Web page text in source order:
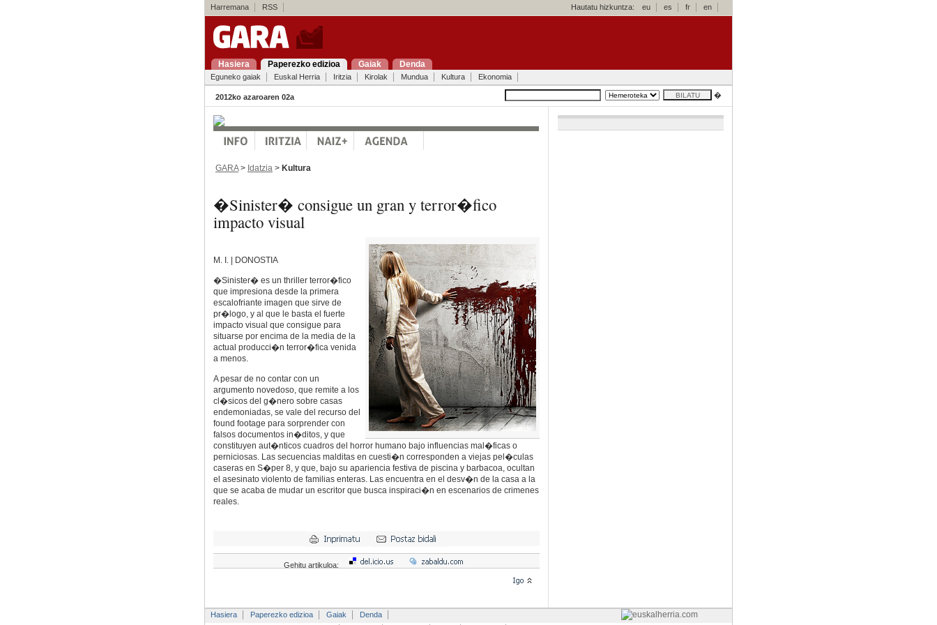
Harremana RSS Hautatu hizkuntza: eu es fr en
Hasiera Paperezko edizioa Gaiak Denda
Eguneko gaiak Euskal Herria Iritzia Kirolak Mundua Kultura Ekonomia
2012ko azaroaren 02a �
GARA> Idatzia > Kultura
�Sinister� consigue un gran y terror�fico
impacto visual
M. I. | DONOSTIA
�Sinister� es un thriller terror�fico
que impresiona desde la primera
escalofriante imagen que sirve de
pr�logo, y al que le basta el fuerte
impacto visual que consigue para
situarse por encima de la media de la
actual producci�n terror�fica venida
a menos.
A pesar de no contar con un
argumento novedoso, que remite a los
cl�sicos del g�nero sobre casas
endemoniadas, se vale del recurso del
found footage para sorprender con
falsos documentos in�ditos, y que
constituyen aut�nticos cuadros del horror humano bajo influencias mal�ficas o
perniciosas. Las secuencias malditas en cuesti�n corresponden a viejas pel�culas
caseras en S�per 8, y que, bajo su apariencia festiva de piscina y barbacoa, ocultan
el asesinato violento de familias enteras. Las encuentra en el desv�n de la casa a la
que se acaba de mudar un escritor que busca inspiraci�n en escenarios de crimenes
reales.
Gehitu artikuloa:
Hasiera Paperezko edizioa Gaiak
Denda